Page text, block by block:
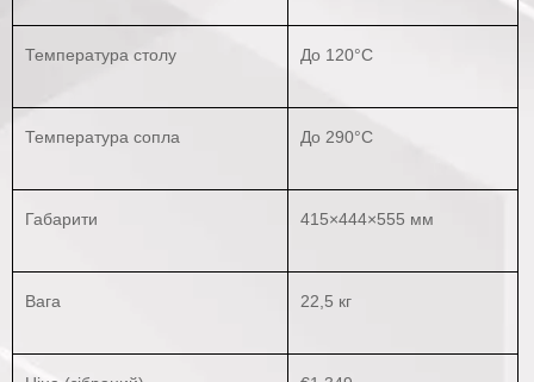
Температура столу До 120°C
Температура сопла До 290°C
Габарити 415×444×555 мм
Вага 22,5 кг